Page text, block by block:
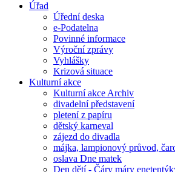
Úřad
Úřední deska
e-Podatelna
Povinné informace
Výroční zprávy
Vyhlášky
Krizová situace
Kulturní akce
Kulturní akce Archiv
divadelní představení
pletení z papíru
dětský karneval
zájezd do divadla
májka, lampionový průvod,
oslava Dne matek
Den dětí - Čáry máry